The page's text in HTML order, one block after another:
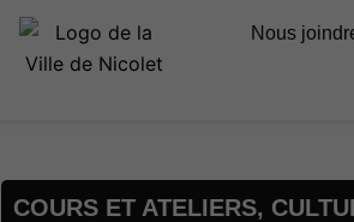
Nous
COURS ET ATELIERS,